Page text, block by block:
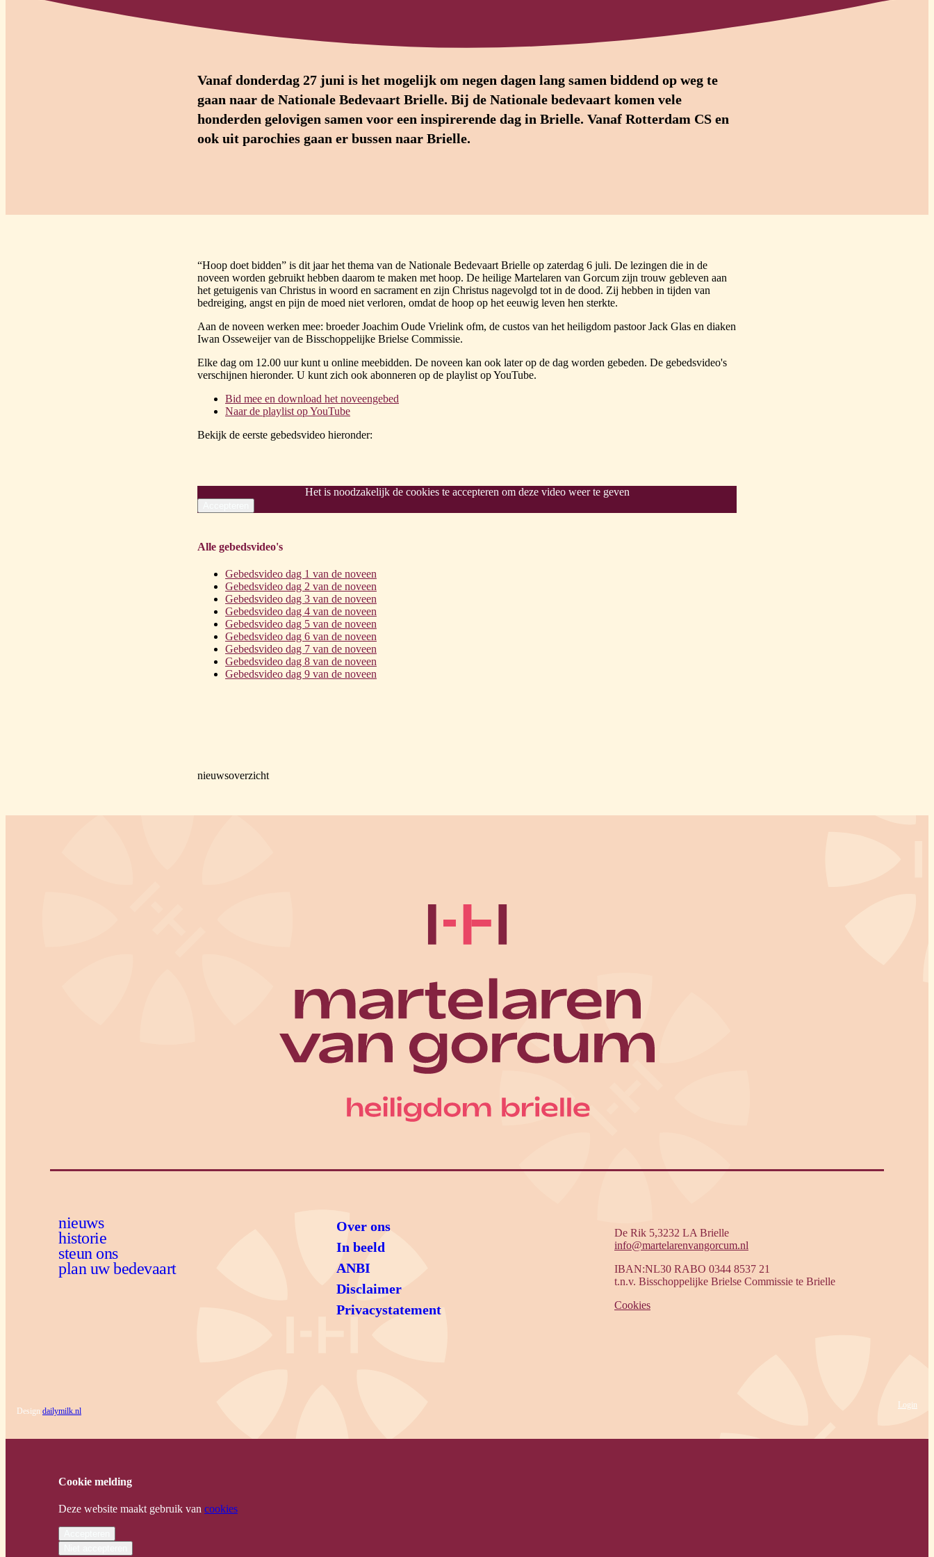
Vanaf donderdag 27 juni is het mogelijk om negen dagen lang samen biddend op weg te
gaan naar de Nationale Bedevaart Brielle. Bij de Nationale bedevaart komen vele
honderden gelovigen samen voor een inspirerende dag in Brielle. Vanaf Rotterdam CS en
ook uit parochies gaan er bussen naar Brielle.
“Hoop doet bidden” is dit jaar het thema van de Nationale Bedevaart Brielle op zaterdag 6 juli. De lezingen die in de
noveen worden gebruikt hebben daarom te maken met hoop. De heilige Martelaren van Gorcum zijn trouw gebleven aan
het getuigenis van Christus in woord en sacrament en zijn Christus nagevolgd tot in de dood. Zij hebben in tijden van
bedreiging, angst en pijn de moed niet verloren, omdat de hoop op het eeuwig leven hen sterkte.
Aan de noveen werken mee: broeder Joachim Oude Vrielink ofm, de custos van het heiligdom pastoor Jack Glas en diaken
Iwan Osseweijer van de Bisschoppelijke Brielse Commissie.
Elke dag om 12.00 uur kunt u online meebidden. De noveen kan ook later op de dag worden gebeden. De gebedsvideo's
verschijnen hieronder. U kunt zich ook abonneren op de playlist op YouTube.
Bid mee en download het noveengebed
Naar de playlist op YouTube
Bekijk de eerste gebedsvideo hieronder:
Het is noodzakelijk de cookies te accepteren om deze video weer te geven
Alle gebedsvideo's
Gebedsvideo dag 1 van de noveen
Gebedsvideo dag 2 van de noveen
Gebedsvideo dag 3 van de noveen
Gebedsvideo dag 4 van de noveen
Gebedsvideo dag 5 van de noveen
Gebedsvideo dag 6 van de noveen
Gebedsvideo dag 7 van de noveen
Gebedsvideo dag 8 van de noveen
Gebedsvideo dag 9 van de noveen
nieuwsoverzicht
nieuws
historie
steun ons
plan uw bedevaart
Over ons
In beeld
ANBI
Disclaimer
Privacystatement
De Rik 5,3232 LA Brielle
info@martelarenvangorcum.nl
IBAN:NL30 RABO 0344 8537 21
t.n.v. Bisschoppelijke Brielse Commissie te Brielle
Cookies
Design dailymilk.nl
Login
Cookie melding
Deze website maakt gebruik van cookies